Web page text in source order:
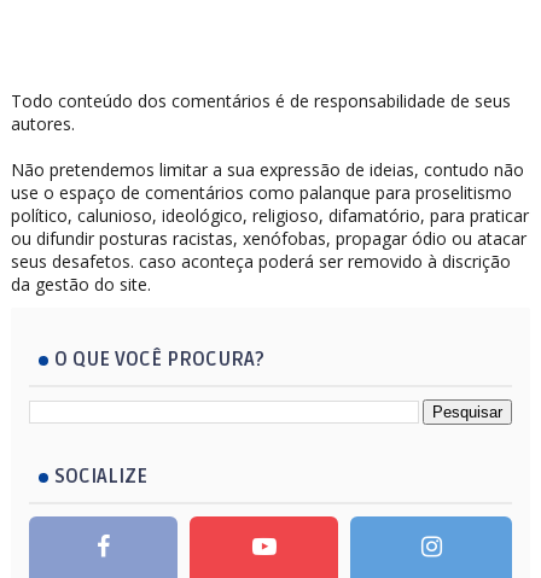
Todo conteúdo dos comentários é de responsabilidade de seus
autores.
Não pretendemos limitar a sua expressão de ideias, contudo não
use o espaço de comentários como palanque para proselitismo
político, calunioso, ideológico, religioso, difamatório, para praticar
ou difundir posturas racistas, xenófobas, propagar ódio ou atacar
seus desafetos. caso aconteça poderá ser removido à discrição
da gestão do site.
O QUE VOCÊ PROCURA?
SOCIALIZE